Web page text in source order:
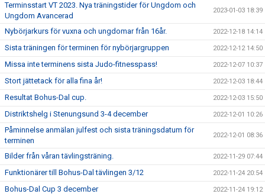
Terminsstart VT 2023. Nya träningstider för Ungdom och
Ungdom Avancerad
2023-01-03 18:39
Nybörjarkurs för vuxna och ungdomar från 16år. 2022-12-18 14:14
Sista träningen för terminen för nybörjargruppen 2022-12-12 14:50
Missa inte terminens sista Judo-fitnesspass! 2022-12-07 10:37
Stort jättetack för alla fina år! 2022-12-03 18:44
Resultat Bohus-Dal cup. 2022-12-03 15:50
Distriktshelg i Stenungsund 3-4 december 2022-12-01 10:26
Påminnelse anmälan julfest och sista träningsdatum för
terminen
2022-12-01 08:36
Bilder från våran tävlingsträning. 2022-11-29 07:44
Funktionärer till Bohus-Dal tävlingen 3/12 2022-11-24 20:54
Bohus-Dal Cup 3 december 2022-11-24 19:12